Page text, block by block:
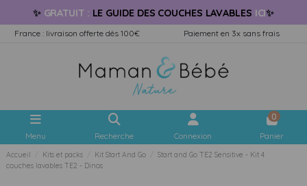
✨ GRATUIT : LE GUIDE DES COUCHES LAVABLES ICI✨
France : livraison offerte dès 100€ Paiement en 3x sans frais
Menu Recherche Connexion
0
Panier
Accueil Kits et packs Kit Start And Go
Start and Go TE2 Sensitive - Kit 4
couches lavables TE2 - Dinos